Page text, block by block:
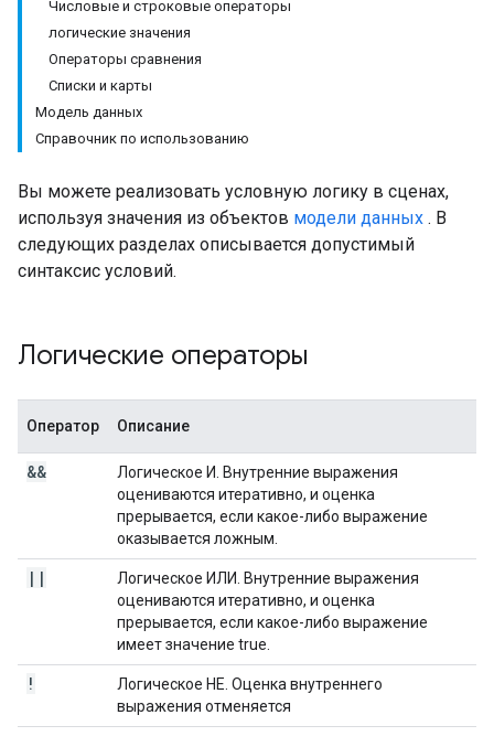
Числовые и строковые операторы
логические значения
Операторы сравнения
Списки и карты
Модель данных
Справочник по использованию
Вы можете реализовать условную логику в сценах,
используя значения из объектов модели данных . В
следующих разделах описывается допустимый
синтаксис условий.
Логические операторы
Оператор Описание
&&
Логическое И. Внутренние выражения
оцениваются итеративно, и оценка
прерывается, если какое-либо выражение
оказывается ложным.
||
Логическое ИЛИ. Внутренние выражения
оцениваются итеративно, и оценка
прерывается, если какое-либо выражение
имеет значение true.
!
Логическое НЕ. Оценка внутреннего
выражения отменяется